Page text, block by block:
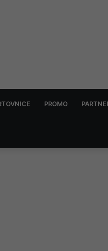
sve primjerke “Dnevnog
PROMO